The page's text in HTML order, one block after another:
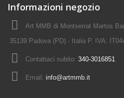
Informazioni negozio
Art MMB di Montserrat Martos
35139 Padova (PD) - Italia P. IVA:
Contattaci subito: 340-3016851
Email: info@artmmb.it